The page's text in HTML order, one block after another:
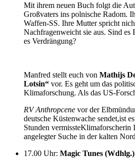
Mit ihrem neuen Buch folgt die
Großvaters ins polnische Radom.
Waffen-SS. Ihre Mutter spricht
Nachfragenweicht sie aus. Sind es
es Verdrängung?
Manfred stellt euch von Mathijs
Lotsin“ vor. Es geht um das
Klimaforschung. Als das US-
RV Anthropcene vor der
deutsche Küstenwache sendet,ist
Stunden vermissteKlimaforscherin
angelegter Suche in der kalten
17.00 Uhr: Magic Tunes (Wdhlg.)